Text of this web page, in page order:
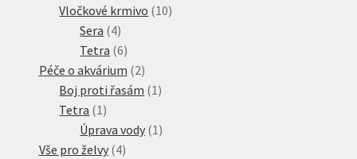
Vločkové krmivo 1010
Sera 44
produkty
Tetra 66
produktů
Péče o akvárium 22
produkty
Boj proti řasám 1 1
Tetra 1 1
produkt
Úprava vody 1 1
Vše pro želvy 44